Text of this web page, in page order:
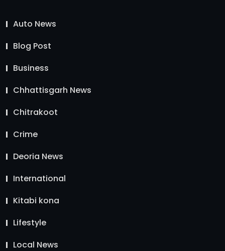
Auto News
Blog Post
Business
Chhattisgarh News
Chitrakoot
Crime
Deoria News
International
Kitabi kona
Lifestyle
Local News